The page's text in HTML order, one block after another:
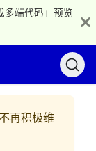
多端代码」预览
再积极维